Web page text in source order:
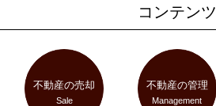
コンテンツ
不動産の売却
Sale
不動産の管理
Management